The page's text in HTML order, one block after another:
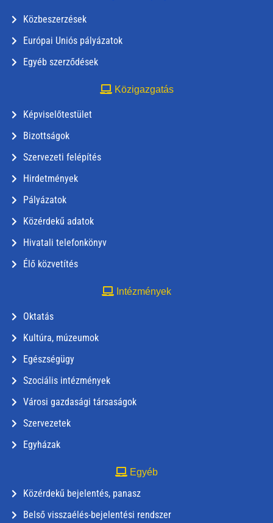
Közbeszerzések
Európai Uniós pályázatok
Egyéb szerződések
Közigazgatás
Képviselőtestület
Bizottságok
Szervezeti felépítés
Hirdetmények
Pályázatok
Közérdekű adatok
Hivatali telefonkönyv
Élő közvetítés
Intézmények
Oktatás
Kultúra, múzeumok
Egészségügy
Szociális intézmények
Városi gazdasági társaságok
Szervezetek
Egyházak
Egyéb
Közérdekű bejelentés, panasz
Belső visszaélés-bejelentési rendszer